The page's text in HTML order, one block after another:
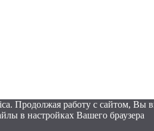
Продолжая работу с сайтом, Вы
в настройках Вашего браузера